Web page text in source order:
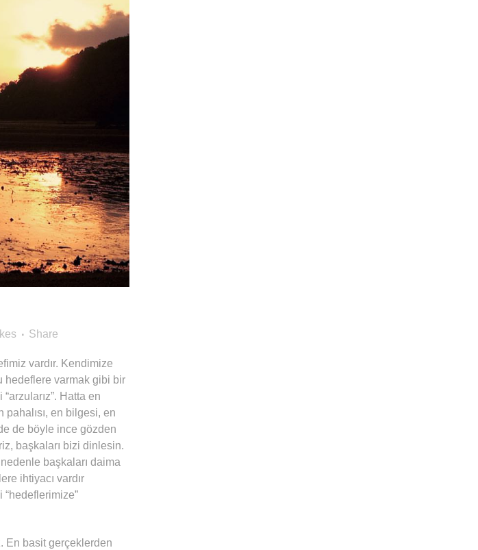
Share
vardır. Kendimize
hedeflere varmak gibi bir
Hatta en
en bilgesi, en
de böyle ince gözden
başkaları bizi dinlesin.
başkaları daima
ihtiyacı vardır
“hedeflerimize”
En basit gerçeklerden